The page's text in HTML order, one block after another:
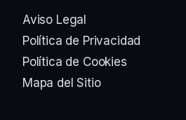
Aviso Legal
Política de Privacidad
Política de Cookies
Mapa del Sitio